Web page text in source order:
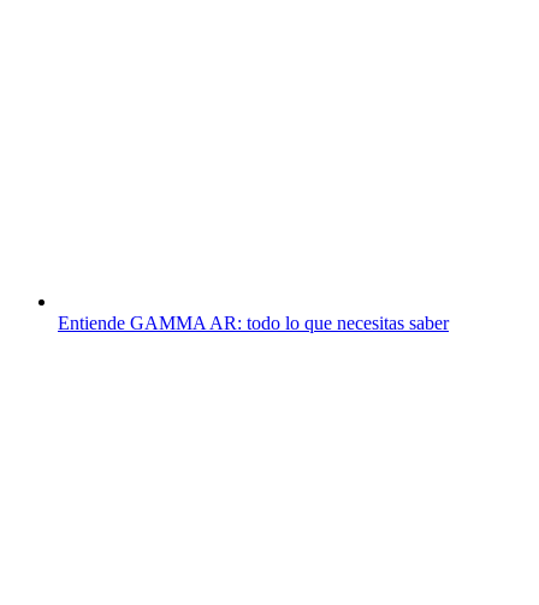
Entiende GAMMA AR: todo lo que necesitas saber